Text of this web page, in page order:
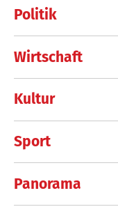
Politik
Wirtschaft
Kultur
Sport
Panorama